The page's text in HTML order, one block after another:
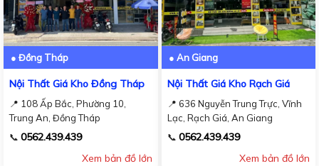
● Đồng Tháp
Nội Thất Giá Kho Đồng Tháp
📍 108 Ấp Bắc, Phường 10,
Trung An, Đồng Tháp
📞 0562.439.439
Xem bản đồ lớn
● An Giang
Nội Thất Giá Kho Rạch Giá
📍 636 Nguyễn Trung Trực, Vĩnh
Lạc, Rạch Giá, An Giang
📞 0562.439.439
Xem bản đồ lớn